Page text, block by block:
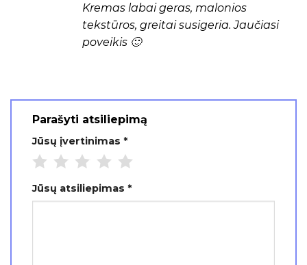
Kremas labai geras, malonios
tekstūros, greitai susigeria. Jaučiasi
poveikis 🙂
Parašyti atsiliepimą
Jūsų įvertinimas *
Jūsų atsiliepimas *